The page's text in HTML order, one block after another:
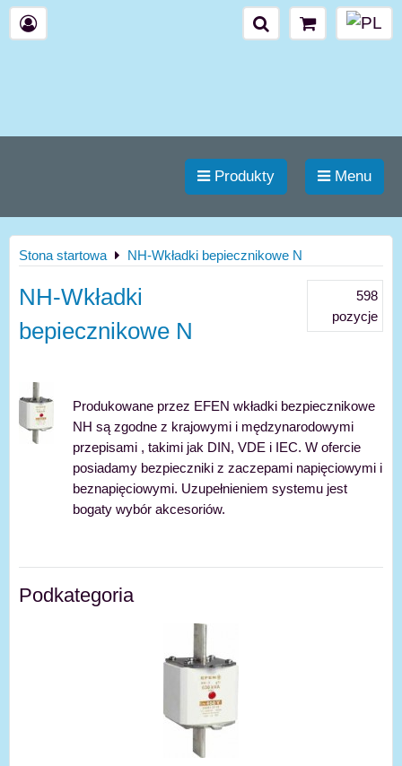
Produkty Menu
Stona startowa NH-Wkładki bepiecznikowe N
NH-Wkładki
bepiecznikowe N
598
pozycje
Produkowane przez EFEN wkładki bezpiecznikowe
NH są zgodne z krajowymi i mędzynarodowymi
przepisami , takimi jak DIN, VDE i IEC. W ofercie
posiadamy bezpieczniki z zaczepami napięciowymi i
beznapięciowymi. Uzupełnieniem systemu jest
bogaty wybór akcesoriów.
Podkategoria